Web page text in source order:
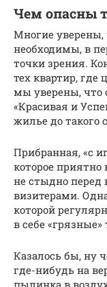
Чем опасны
Многие уверены,
необходимы, в
точки зрения.
тех квартир, где
мы уверены, что
«Красивая и
жилье до такого
Прибранная, «с
которое приятно
не стыдно
визитерами.
которой
в себе
Казалось бы, ну
где-нибудь на
пылинка в